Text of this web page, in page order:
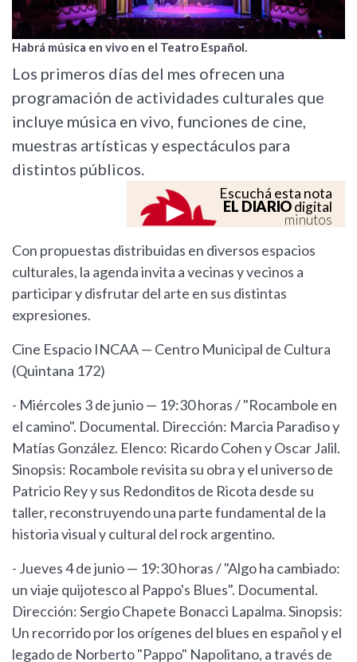
Habrá música en vivo en el Teatro Español.
Los primeros días del mes ofrecen una
programación de actividades culturales que
incluye música en vivo, funciones de cine,
muestras artísticas y espectáculos para
distintos públicos.
Escuchá esta nota
EL DIARIOdigital
minutos
Con propuestas distribuidas en diversos espacios
culturales, la agenda invita a vecinas y vecinos a
participar y disfrutar del arte en sus distintas
expresiones.
Cine Espacio INCAA — Centro Municipal de Cultura
(Quintana 172)
- Miércoles 3 de junio — 19:30 horas / "Rocambole en
el camino". Documental. Dirección: Marcia Paradiso y
Matías González. Elenco: Ricardo Cohen y Oscar Jalil.
Sinopsis: Rocambole revisita su obra y el universo de
Patricio Rey y sus Redonditos de Ricota desde su
taller, reconstruyendo una parte fundamental de la
historia visual y cultural del rock argentino.
- Jueves 4 de junio — 19:30 horas / "Algo ha cambiado:
un viaje quijotesco al Pappo's Blues". Documental.
Dirección: Sergio Chapete Bonacci Lapalma. Sinopsis:
Un recorrido por los orígenes del blues en español y el
legado de Norberto "Pappo" Napolitano, a través de